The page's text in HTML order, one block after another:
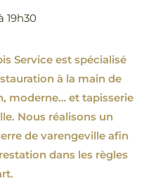
19h30
Service est spécialisé
à la main de
, moderne…et tapisserie
Nous réalisons un
de varengeville afin
dans les règles